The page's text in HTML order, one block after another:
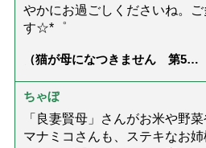
やかにお過ごしくださいね。
す☆*゜
（猫が母になつきません 第500
ちゃぼ
「良妻賢母」さんがお米や野
マナミコさんも、ステキなお